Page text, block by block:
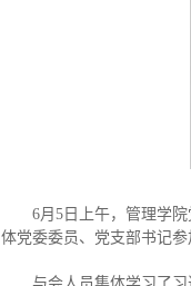
6月5日上午，管理学
体党委委员、党支部书记参